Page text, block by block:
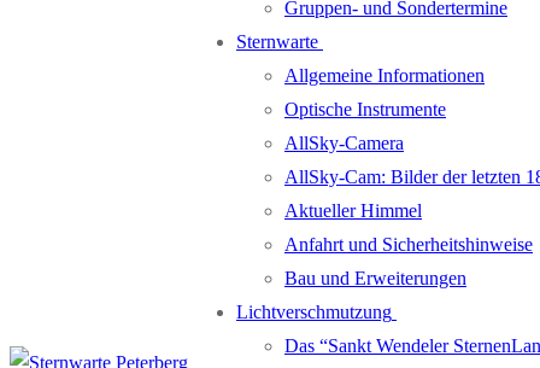
Gruppen- und Sondertermine
Sternwarte
Allgemeine Informationen
Optische Instrumente
AllSky-Camera
AllSky-Cam: Bilder der letzten
Aktueller Himmel
Anfahrt und Sicherheitshinweise
Bau und Erweiterungen
Lichtverschmutzung
Das “Sankt Wendeler